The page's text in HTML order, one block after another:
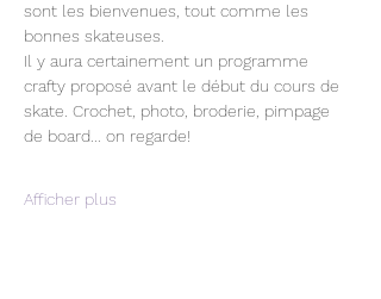
sont les bienvenues, tout comme les
bonnes skateuses.
Il y aura certainement un programme
crafty proposé avant le début du cours de
skate. Crochet, photo, broderie, pimpage
de board... on regarde!
Afficher plus